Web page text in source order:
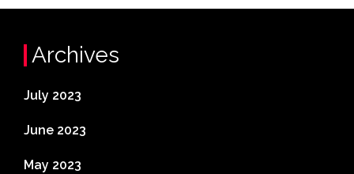
Archives
July 2023
June 2023
May 2023